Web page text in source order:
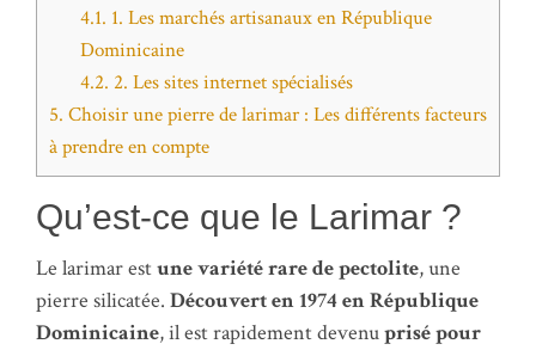
4.1. 1. Les marchés artisanaux en République
Dominicaine
4.2. 2. Les sites internet spécialisés
5. Choisir une pierre de larimar : Les différents facteurs
à prendre en compte
Qu’est-ce que le Larimar ?
Le larimar estune variété rare de pectolite, une
pierre silicatée. Découvert en 1974 en République
Dominicaine, il est rapidement devenuprisé pour